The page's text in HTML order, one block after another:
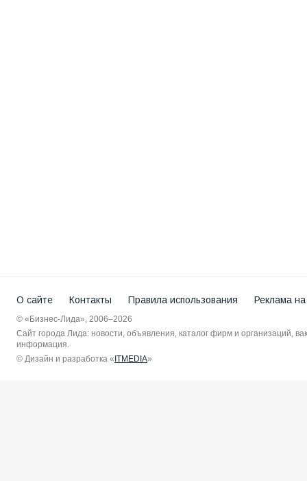
О сайте Контакты Правила использования Реклама
© «Бизнес-Лида», 2006–2026
Сайт города Лида: новости, объявления, каталог фирм и организаций,
информация.
© Дизайн и разработка «ITMEDIA»